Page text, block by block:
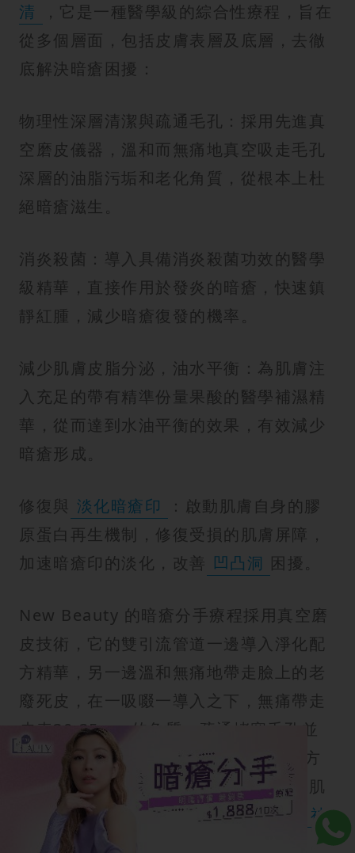
清
，它是一種醫學級的綜合性療程，旨在
從多個層面，包括皮膚表層及底層，去徹
底解決暗瘡困擾：
物理性深層清潔與疏通毛孔：採用先進真
空磨皮儀器，溫和而無痛地真空吸走毛孔
深層的油脂污垢和老化角質，從根本上杜
絕暗瘡滋生。
消炎殺菌：導入具備消炎殺菌功效的醫學
級精華，直接作用於發炎的暗瘡，快速鎮
靜紅腫，減少暗瘡復發的機率。
減少肌膚皮脂分泌，油水平衡：為肌膚注
入充足的帶有精準份量果酸的醫學補濕精
華，從而達到水油平衡的效果，有效減少
暗瘡形成。
修復與 淡化暗瘡印
：啟動肌膚自身的膠
原蛋白再生機制，修復受損的肌膚屏障，
加速暗瘡印的淡化，改善 凹凸洞 困擾。
New Beauty 的暗瘡分手療程採用真空磨
皮技術，它的雙引流管道一邊導入淨化配
方精華，另一邊溫和無痛地帶走臉上的老
廢死皮，在一吸啜一導入之下，無痛帶走
皮表30-35mm的角質，疏通堵塞毛孔並
溶解黑頭
與粉刺；而導入醫學淨化配方
可滲入肌底，刺激膠原蛋白增生，提升肌
膚自身減少油脂分泌，從根源上 去痘
祛